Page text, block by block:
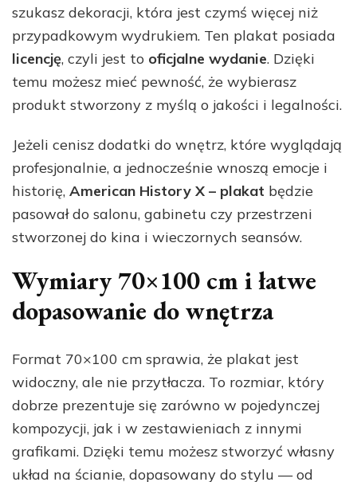
szukasz dekoracji, która jest czymś więcej niż
przypadkowym wydrukiem. Ten plakat posiada
licencję, czyli jest to oficjalne wydanie. Dzięki
temu możesz mieć pewność, że wybierasz
produkt stworzony z myślą o jakości i legalności.
Jeżeli cenisz dodatki do wnętrz, które wyglądają
profesjonalnie, a jednocześnie wnoszą emocje i
historię, American History X – plakat będzie
pasował do salonu, gabinetu czy przestrzeni
stworzonej do kina i wieczornych seansów.
Wymiary 70×100 cm i łatwe
dopasowanie do wnętrza
Format 70×100 cm sprawia, że plakat jest
widoczny, ale nie przytłacza. To rozmiar, który
dobrze prezentuje się zarówno w pojedynczej
kompozycji, jak i w zestawieniach z innymi
grafikami. Dzięki temu możesz stworzyć własny
układ na ścianie, dopasowany do stylu — od